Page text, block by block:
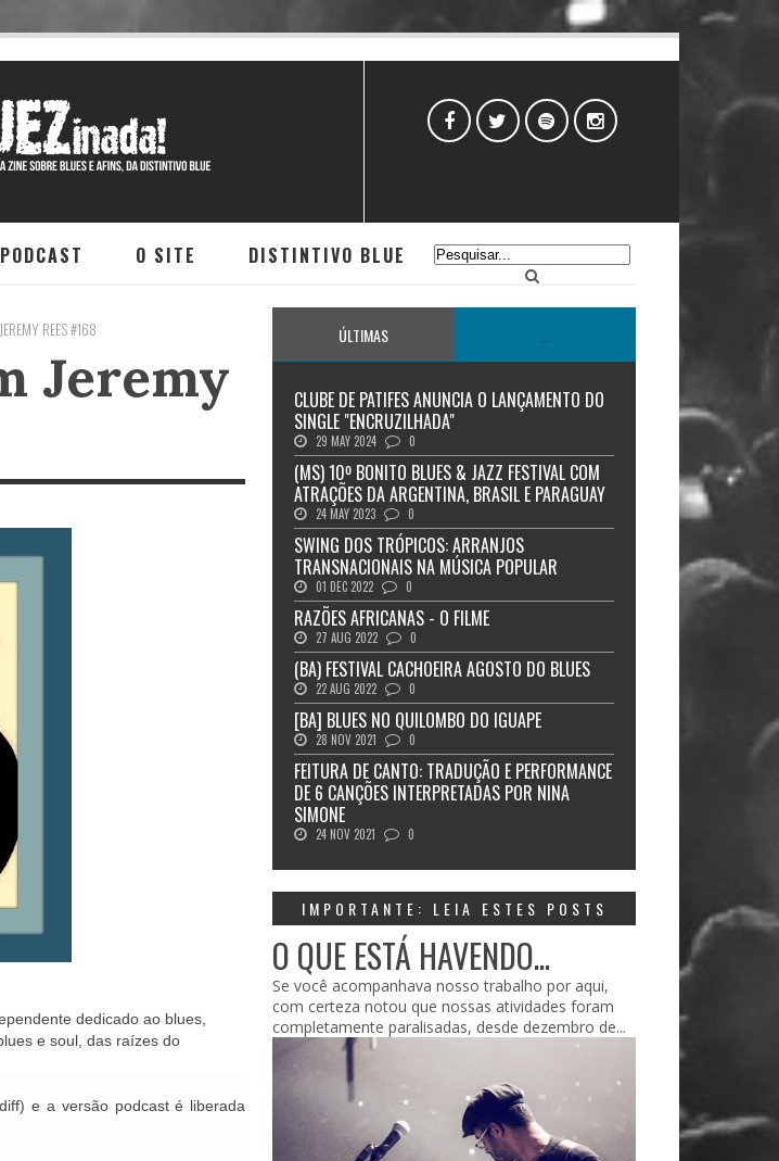
PODCAST O SITE DISTINTIVO BLUE
REES #168
Jeremy
dedicado ao blues,
e soul, das raízes do
e a versão podcast é liberada
ÚLTIMAS
CLUBE DE PATIFES ANUNCIA O LANÇAMENTO DO
SINGLE "ENCRUZILHADA"
29 MAY 2024 0
(MS) 10º BONITO BLUES & JAZZ FESTIVAL COM
ATRAÇÕES DA ARGENTINA, BRASIL E PARAGUAY
24 MAY 2023 0
SWING DOS TRÓPICOS: ARRANJOS
TRANSNACIONAIS NA MÚSICA POPULAR
01 DEC 2022 0
RAZÕES AFRICANAS - O FILME
27 AUG 2022 0
(BA) FESTIVAL CACHOEIRA AGOSTO DO BLUES
22 AUG 2022 0
[BA] BLUES NO QUILOMBO DO IGUAPE
28 NOV 2021 0
FEITURA DE CANTO: TRADUÇÃO E PERFORMANCE
DE 6 CANÇÕES INTERPRETADAS POR NINA
SIMONE
24 NOV 2021 0
IMPORTANTE: LEIA ESTES POSTS
O QUE ESTÁ HAVENDO...
Se você acompanhava nosso trabalho por aqui,
com certeza notou que nossas atividades foram
completamente paralisadas, desde dezembro de...